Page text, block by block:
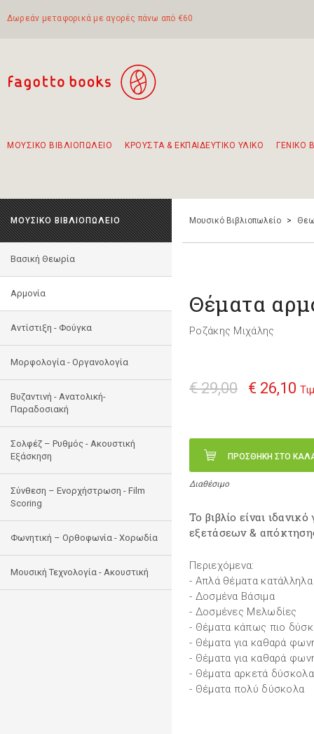
Δωρεάν μεταφορικά με αγορές πάνω από €60
ΜΟΥΣΙΚΟ ΒΙΒΛΙΟΠΩΛΕΙΟ ΚΡΟΥΣΤΑ & ΕΚΠΑΙΔΕΥΤΙΚΟ ΥΛΙΚΟ ΓΕΝΙΚΟ
ΜΟΥΣΙΚΟ ΒΙΒΛΙΟΠΩΛΕΙΟ
Βασική Θεωρία
Αρμονία
Αντίστιξη - Φούγκα
Μορφολογία - Οργανολογία
Bυζαντινή - Ανατολική-
Παραδοσιακή
Σολφέζ – Ρυθμός - Ακουστική
Εξάσκηση
Σύνθεση – Ενορχήστρωση - Film
Scoring
Φωνητική – Ορθοφωνία - Χορωδία
Μουσική Τεχνολογία - Ακουστική
Μουσικό Βιβλιοπωλείο >
Θέματα
Ροζάκης Μιχάλης
€ 29,00 € 26,10
ΠΡΟΣΘΗΚΗ ΣΤΟ
Διαθέσιμο
Το βιβλίο είναι
εξετάσεων &
Περιεχόμενα:
- Απλά θέματα
- Δοσμένα Βάσιμα
- Δοσμένες Μελωδίες
- Θέματα κάπως πιο
- Θέματα για καθαρά
- Θέματα για καθαρά
- Θέματα αρκετά δύσκολα
- Θέματα πολύ δύσκολα